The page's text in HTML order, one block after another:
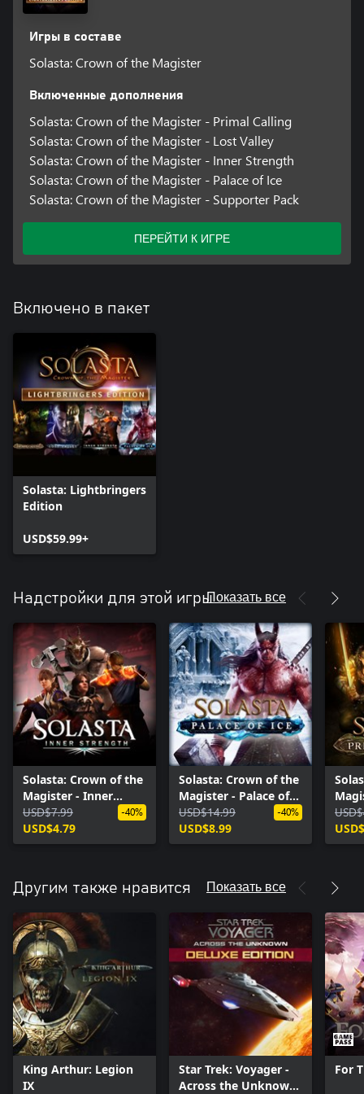
набора инструментов «Создатель подземелий»! Только от вас
зависит, что встретят в нем игроки – от расположения комнат,
врагов и сокровищ до украшений и источников света в каждом
помещении или звукового сопровождения в каждом из участков
- Обратите внимание, что работа над набором инструментов
будет становиться только лучше. Следите за обновлениями и
ждите появления новых функций!
Игры в составе
Solasta: Crown of the Magister
Включенные дополнения
Solasta: Crown of the Magister - Primal Calling
Solasta: Crown of the Magister - Lost Valley
Solasta: Crown of the Magister - Inner Strength
Solasta: Crown of the Magister - Palace of Ice
Solasta: Crown of the Magister - Supporter Pack
ПЕРЕЙТИ К ИГРЕ
Включено в пакет
Solasta: Lightbringers
Edition
USD$59.99+
Надстройки для этой игрыПоказать все
Solasta: Crown of the
Magister - Inner
Strength
USD$7.99
USD$4.79
-40%
Solasta: Crown of the
Magister - Palace of
Ice
USD$14.99
USD$8.99
-40%
Другим также нравится Показать все
King Arthur: Legion
IX
Star Trek: Voyager -
Across the Unknown
For